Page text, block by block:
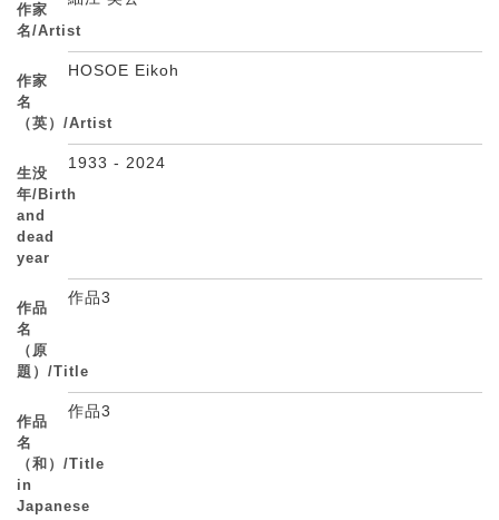
作家
名/Artist
作家
名
（英）/Artist
HOSOE Eikoh
生没
年/Birth
and
dead
year
1933 - 2024
作品
名
（原
題）/Title
作品3
作品
名
（和）/Title
in
Japanese
作品3